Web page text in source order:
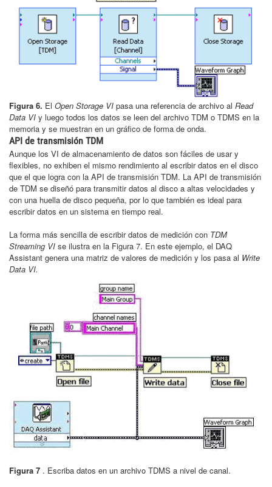
Figura 6. El Open Storage VI pasa una referencia de archivo al Read
Data VI y luego todos los datos se leen del archivo TDM o TDMS en la
memoria y se muestran en un gráfico de forma de onda.
API de transmisión TDM
Aunque los VI de almacenamiento de datos son fáciles de usar y
flexibles, no exhiben el mismo rendimiento al escribir datos en el disco
que el que logra con la API de transmisión TDM. La API de transmisión
de TDM se diseñó para transmitir datos al disco a altas velocidades y
con una huella de disco pequeña, por lo que también es ideal para
escribir datos en un sistema en tiempo real.
La forma más sencilla de escribir datos de medición con TDM
Streaming VI se ilustra en la Figura 7. En este ejemplo, el DAQ
Assistant genera una matriz de valores de medición y los pasa al Write
Data VI.
Figura 7 . Escriba datos en un archivo TDMS a nivel de canal.